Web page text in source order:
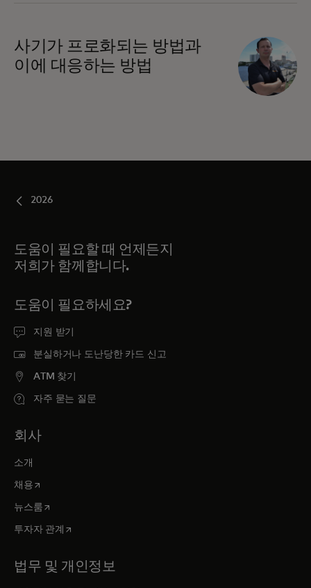
사기가 프로화되는 방법과
이에 대응하는 방법
2026
도움이 필요할 때 언제든지
저희가 함께합니다.
도움이 필요하세요?
지원 받기
분실하거나 도난당한 카드 신고
ATM 찾기
자주 묻는 질문
회사
소개
채용새 탭에서 열림
뉴스룸새 탭에서 열림
투자자 관계 새 탭에서 열림
법무 및 개인정보